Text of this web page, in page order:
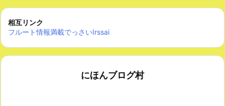
相互リンク
フルート情報満載でっさいIrssai
にほんブログ村